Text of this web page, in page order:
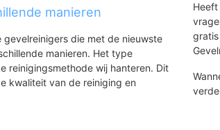
manieren
die met de nieuwste
manieren. Het type
reinigingsmethode wij hanteren. Dit
kwaliteit van de reiniging en